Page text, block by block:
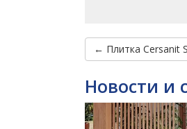
← Плитка Cersanit
Новости и